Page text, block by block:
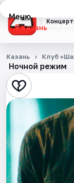
Меню
Казань
Концерты
Театр
Стендап
Выставки
Квесты
Экскурсии
Ночной режим
Казань Клуб